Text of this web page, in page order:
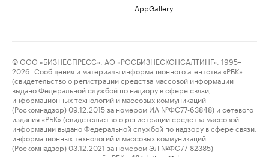
AppGallery
© ООО «БИЗНЕСПРЕСС», АО «РОСБИЗНЕСКОНСАЛТИНГ», 1995–
2026. Сообщения и материалы информационного агентства «РБК»
(свидетельство о регистрации средства массовой информации
выдано Федеральной службой по надзору в сфере связи,
информационных технологий и массовых коммуникаций
(Роскомнадзор) 09.12.2015 за номером ИА №ФС77-63848) и сетевого
издания «РБК» (свидетельство о регистрации средства массовой
информации выдано Федеральной службой по надзору в сфере связи,
информационных технологий и массовых коммуникаций
(Роскомнадзор) 03.12.2021 за номером ЭЛ №ФС77-82385)